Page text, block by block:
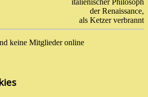
italienischer Philosoph
der Renaissance,
als Ketzer verbrannt
keine Mitglieder online